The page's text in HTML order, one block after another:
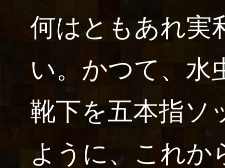
何はともあれ実
い。かつて、水
靴下を五本指ソ
ように、これか